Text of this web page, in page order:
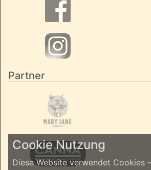
Partner
Cookie Nutzung
Diese Website verwendet Cookies